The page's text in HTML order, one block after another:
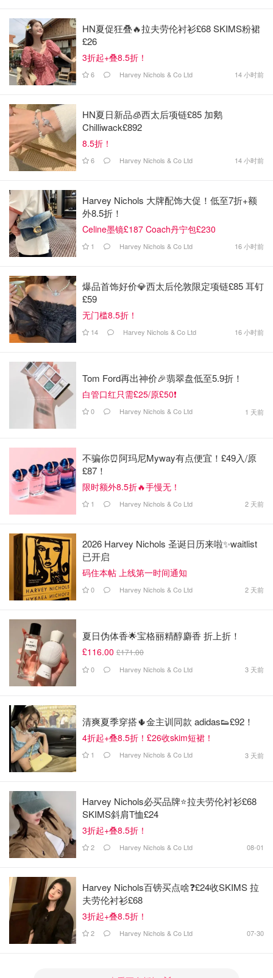
HN夏促狂叠🔥拉夫劳伦衬衫£68 SKIMS粉裙
£26
3折起+叠8.5折！
6 Harvey Nichols & Co Ltd 14 小时前
HN夏日新品🧊西太后项链£85 加鹅
Chilliwack£892
8.5折！
6 Harvey Nichols & Co Ltd 14 小时前
Harvey Nichols 大牌配饰大促！低至7折+额
外8.5折！
Celine墨镜£187 Coach丹宁包£230
1 Harvey Nichols & Co Ltd 16 小时前
爆品首饰好价💎西太后伦敦限定项链£85 耳钉
£59
无门槛8.5折！
14 Harvey Nichols & Co Ltd 16 小时前
Tom Ford再出神价🎉翡翠盘低至5.9折！
白管口红只需£25/原£50❗
0 Harvey Nichols & Co Ltd 1 天前
不骗你⏰阿玛尼Myway有点便宜！£49入/原
£87！
限时额外8.5折🔥手慢无！
1 Harvey Nichols & Co Ltd 2 天前
2026 Harvey Nichols 圣诞日历来啦✨waitlist
已开启
码住本帖 上线第一时间通知
0 Harvey Nichols & Co Ltd 2 天前
夏日伪体香🌟宝格丽精醇麝香 折上折！
£116.00 £171.00
0 Harvey Nichols & Co Ltd 3 天前
清爽夏季穿搭🌵金主训同款 adidas👟£92！
4折起+叠8.5折！£26收skim短裙！
1 Harvey Nichols & Co Ltd 3 天前
Harvey Nichols必买品牌⭐️拉夫劳伦衬衫£68
SKIMS斜肩T恤£24
3折起+叠8.5折！
2 Harvey Nichols & Co Ltd 08-01
Harvey Nichols百镑买点啥❓£24收SKIMS 拉
夫劳伦衬衫£68
3折起+叠8.5折！
2 Harvey Nichols & Co Ltd 07-30